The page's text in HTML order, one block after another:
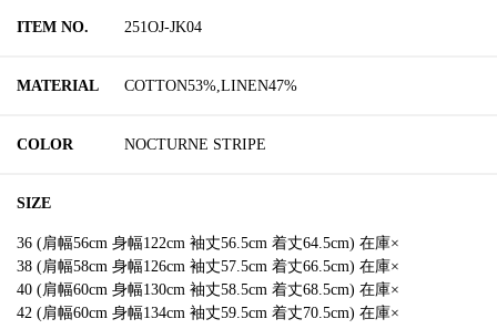
ITEM NO. 251OJ-JK04
MATERIAL COTTON53%,LINEN47%
COLOR NOCTURNE STRIPE
SIZE
36 (肩幅56cm 身幅122cm 袖丈56.5cm 着丈64.5cm) 在庫×
38 (肩幅58cm 身幅126cm 袖丈57.5cm 着丈66.5cm) 在庫×
40 (肩幅60cm 身幅130cm 袖丈58.5cm 着丈68.5cm) 在庫×
42 (肩幅60cm 身幅134cm 袖丈59.5cm 着丈70.5cm) 在庫×